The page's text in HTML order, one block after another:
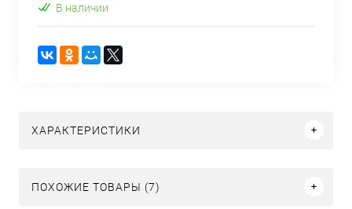
В наличии
ХАРАКТЕРИСТИКИ
ПОХОЖИЕ ТОВАРЫ (7)